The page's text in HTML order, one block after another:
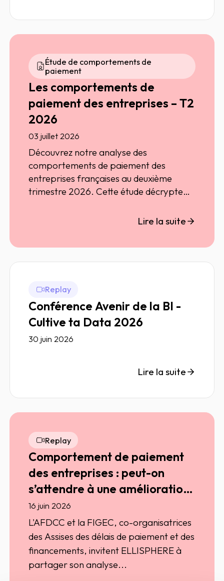
Étude de comportements de
paiement
Les comportements de
paiement des entreprises – T2
2026
03 juillet 2026
Découvrez notre analyse des
comportements de paiement des
entreprises françaises au deuxième
trimestre 2026. Cette étude décrypte
par secteur d'activité et par tailleLire la suite
Replay
Conférence Avenir de la BI -
Cultive ta Data 2026
30 juin 2026
Lire la suite
Replay
Comportement de paiement
des entreprises : peut-on
s’attendre à une amélioration
durable en 2026 ?
16 juin 2026
L'AFDCC et la FIGEC, co-organisatrices
des Assises des délais de paiement et des
financements, invitent ELLISPHERE à
partager son analyse...